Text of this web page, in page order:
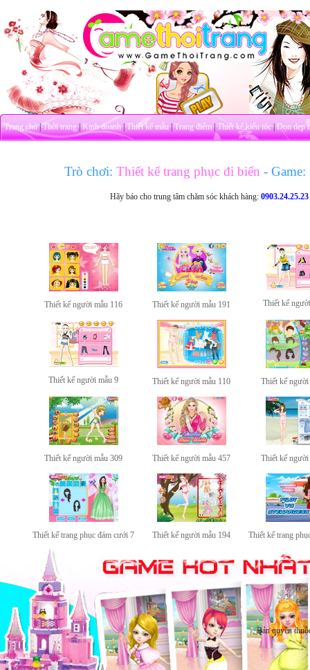
Trang chủ|Thời trang|Kinh doanh|Thiết kế mẫu|Trang điểm|Thiết kế kiểu tóc|Dọn dẹp
Trò chơi: Thiết kế trang phục đi biển - Game:
Hãy báo cho trung tâm chăm sóc khách hàng:0903.24.25.23
Thiết kế người mẫu 116 Thiết kế người mẫu 191 Thiết kế
Thiết kế người mẫu 9 Thiết kế người mẫu 110 Thiết kế
Thiết kế người mẫu 309 Thiết kế người mẫu 457 Thiết kế
Thiết kế trang phục đám cưới 7 Thiết kế người mẫu 194 Thiết kế trang
Bản quyền